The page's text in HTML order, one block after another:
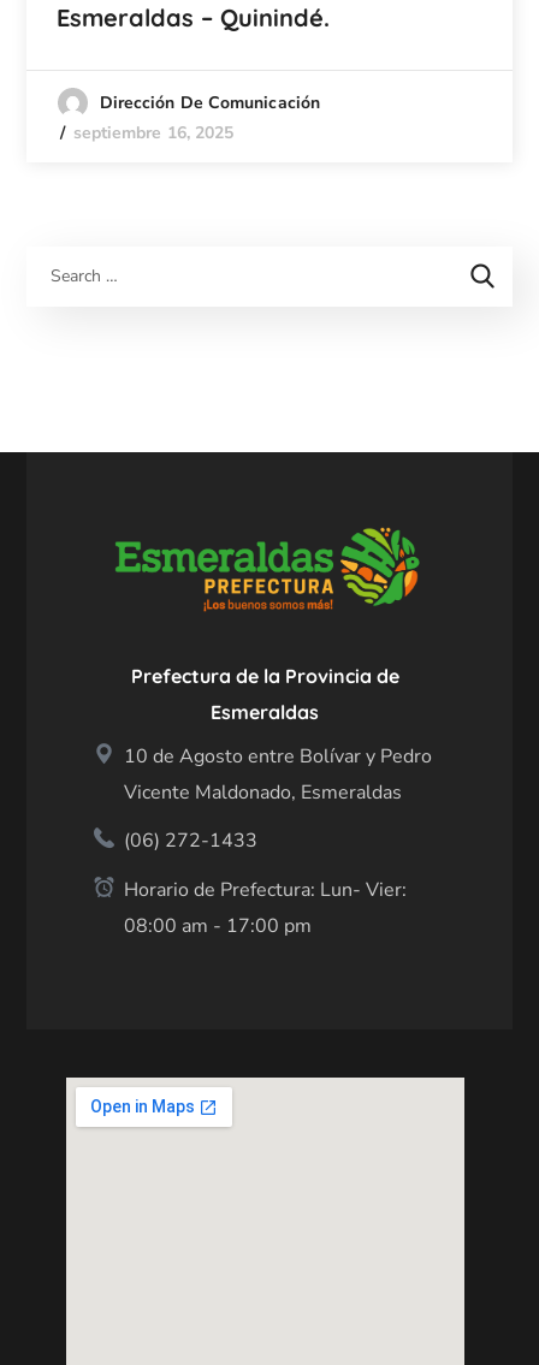
Esmeraldas – Quinindé.
Dirección De Comunicación
septiembre 16, 2025
Prefectura de la Provincia de
Esmeraldas
10 de Agosto entre Bolívar y Pedro
Vicente Maldonado, Esmeraldas
(06) 272-1433
Horario de Prefectura: Lun- Vier:
08:00 am - 17:00 pm